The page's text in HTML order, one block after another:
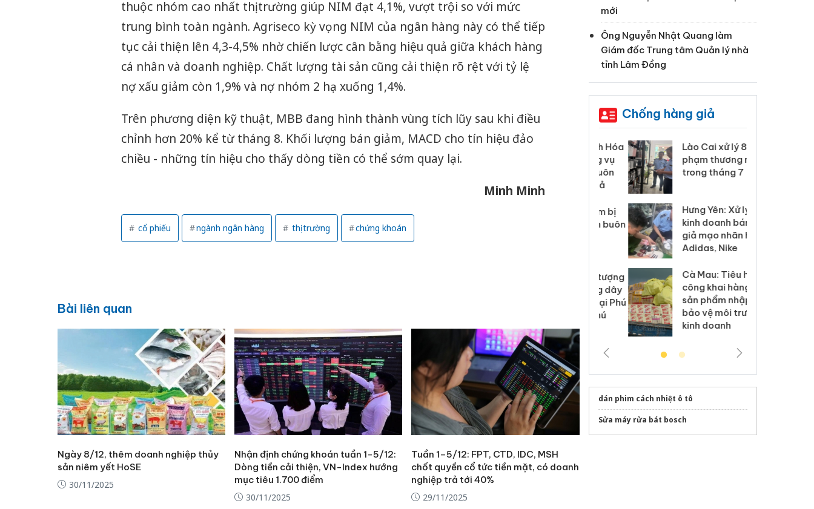
thuộc nhóm cao nhất thị trường giúp NIM đạt 4,1%, vượt trội so với mức
trung bình toàn ngành. Agriseco kỳ vọng NIM của ngân hàng này có thể tiếp
tục cải thiện lên 4,3-4,5% nhờ chiến lược cân bằng hiệu quả giữa khách hàng
cá nhân và doanh nghiệp. Chất lượng tài sản cũng cải thiện rõ rệt với tỷ lệ
nợ xấu giảm còn 1,9% và nợ nhóm 2 hạ xuống 1,4%.
Trên phương diện kỹ thuật, MBB đang hình thành vùng tích lũy sau khi điều
chỉnh hơn 20% kể từ tháng 8. Khối lượng bán giảm, MACD cho tín hiệu đảo
chiều - những tín hiệu cho thấy dòng tiền có thể sớm quay lại.
Minh Minh
cổ phiếu ngành ngân hàng thị trường chứng khoán
Bài liên quan
Ngày 8/12, thêm doanh nghiệp thủy
sản niêm yết HoSE
30/11/2025
Nhận định chứng khoán tuần 1-5/12:
Dòng tiền cải thiện, VN-Index hướng
mục tiêu 1.700 điểm
30/11/2025
Tuần 1–5/12: FPT, CTD, IDC, MSH
chốt quyền cổ tức tiền mặt, có doanh
nghiệp trả tới 40%
29/11/2025
mới
Ông Nguyễn Nhật Quang làm
Giám đốc Trung tâm Quản lý nhà
tỉnh Lâm Đồng
Chống hàng giả
Công an Thanh Hóa
bán yến sào giả
Lào Cai xử lý 83 vụ vi
phạm thương mại
trong tháng 7
Hưng Yên: Xử lý 6 hộ
kinh doanh bán hàng
giả mạo nhãn hiệu
Adidas, Nike
Cà Mau: Tiêu hủy
công khai hàng ngàn
sản phẩm nhập lậu,
bảo vệ môi trường
kinh doanh
dán phim cách nhiệt ô tô
Sửa máy rửa bát bosch